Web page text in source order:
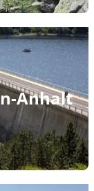
Anhalt